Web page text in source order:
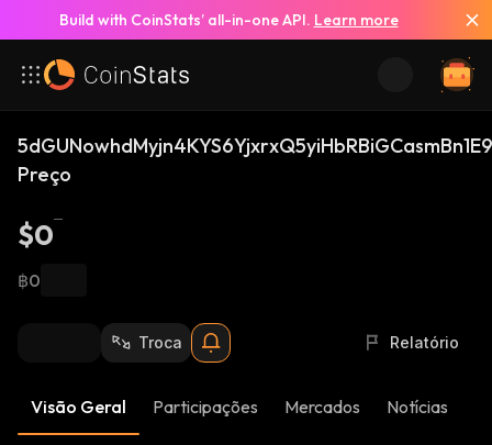
Build with CoinStats’ all-in-one API. Learn more
Preço
$0
฿0
Troca Relatório
Visão Geral Participações Mercados Notícias